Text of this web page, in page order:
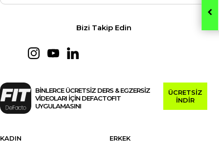
Bizi Takip Edin
BİNLERCE ÜCRETSİZ DERS & EGZERSİZ
VİDEOLARI İÇİN DEFACTOFIT
UYGULAMASINI
ÜCRETSİZ
İNDİR
KADIN
ERKEK